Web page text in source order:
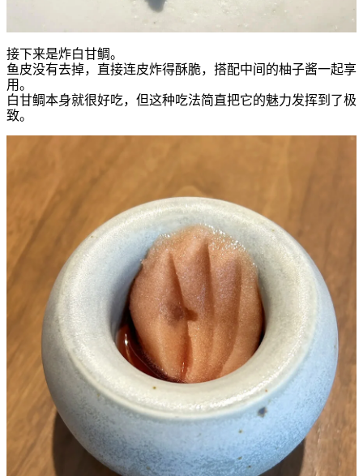
接下来是炸白甘鲷。
鱼皮没有去掉，直接连皮炸得酥脆，搭配中间的柚子酱一起享
用。
白甘鲷本身就很好吃，但这种吃法简直把它的魅力发挥到了极
致。